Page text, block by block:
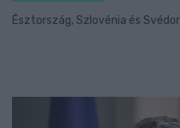
Észtország, Szlovénia és